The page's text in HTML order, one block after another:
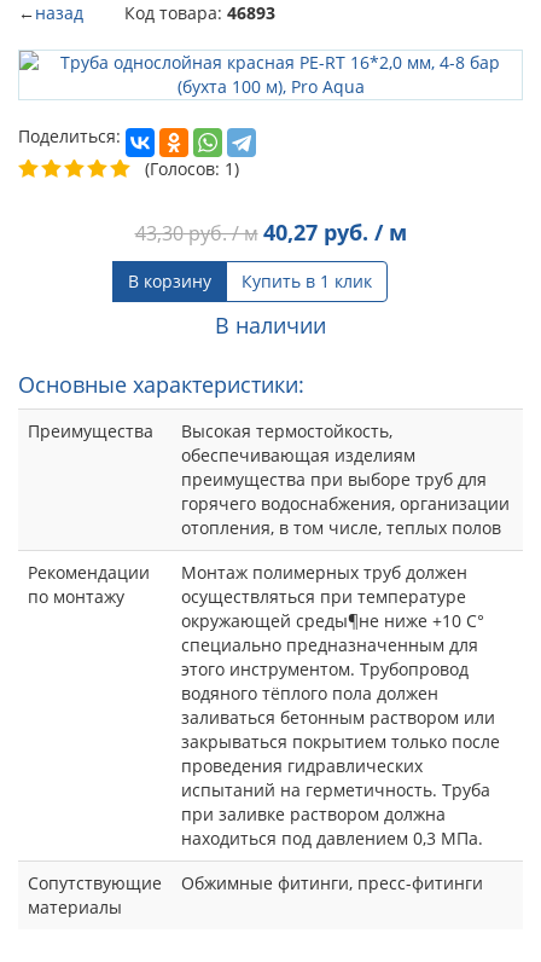
←назад Код товара: 46893
Поделиться:
(Голосов: 1)
43,30руб. / м 40,27руб. / м
В корзину Купить в 1 клик
В наличии
Основные характеристики:
Преимущества
Высокая термостойкость,
обеспечивающая изделиям
преимущества при выборе труб для
горячего водоснабжения, организации
отопления, в том числе, теплых полов
Рекомендации
по монтажу
Монтаж полимерных труб должен
осуществляться при температуре
окружающей среды¶не ниже +10 С°
специально предназначенным для
этого инструментом. Трубопровод
водяного тёплого пола должен
заливаться бетонным раствором или
закрываться покрытием только после
проведения гидравлических
испытаний на герметичность. Труба
при заливке раствором должна
находиться под давлением 0,3 МПа.
Сопутствующие
материалы
Обжимные фитинги, пресс-фитинги